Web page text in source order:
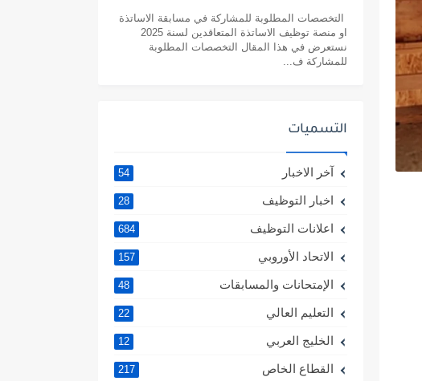
التخصصات المطلوبة للمشاركة في مسابقة الاساتذة
او منصة توظيف الاساتذة المتعاقدين لسنة 2025
نستعرض في هذا المقال التخصصات المطلوبة
للمشاركة ف...
التسميات
آخر الاخبار 54
اخبار التوظيف 28
اعلانات التوظيف 684
الاتحاد الأوروبي 157
الإمتحانات والمسابقات 48
التعليم العالي 22
الخليج العربي 12
القطاع الخاص 217